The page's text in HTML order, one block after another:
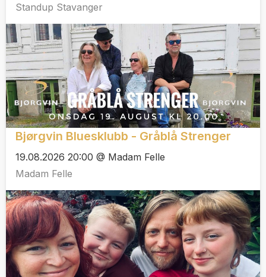
Standup Stavanger
Bjørgvin Bluesklubb - Gråblå Strenger
19.08.2026 20:00 @ Madam Felle
Madam Felle